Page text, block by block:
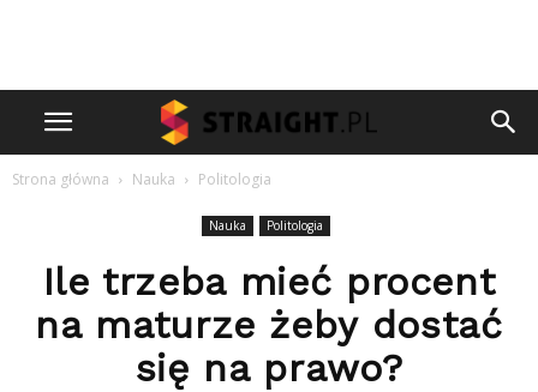
Strona główna Nauka Politologia
Nauka Politologia
Ile trzeba mieć procent
na maturze żeby dostać
się na prawo?